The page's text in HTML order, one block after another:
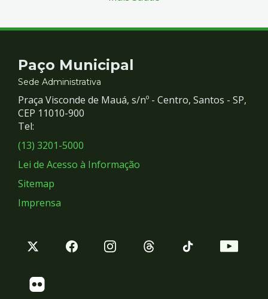
Contato
e
Redes
Sociais
Paço Municipal
Sede Administrativa
Praça Visconde de Mauá, s/nº - Centro, Santos - SP,
CEP 11010-900
Tel:
(13) 3201-5000
Lei de Acesso à Informação
Sitemap
Imprensa